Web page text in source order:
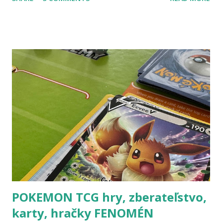
POKEMON TCG hry, zberateľstvo,
karty, hračky FENOMÉN